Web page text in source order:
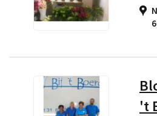
't